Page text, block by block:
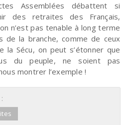
Assemblées débattent si
des retraites des Français,
n’est pas tenable à long terme
de la branche, comme de ceux
la Sécu, on peut s’étonner que
du peuple, ne soient pas
montrer l’exemple !